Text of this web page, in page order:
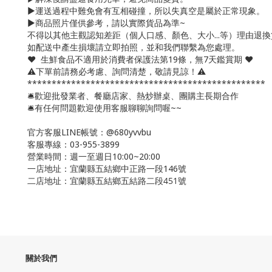
▶️運送過程中難免會有互相碰撞，所以失真空是屬於正常現象。
▶️商品照片僅供參考，請以實際貨品為準~
不得以其他主觀認知差距（個人口感、顏色、大小...等）理由退換
如配送中產生損壞請立即拍照，並和我們聯繫為您處理。
❤️ 生鮮食品不適用於消費者保護法第19條，無7天鑑賞期 ❤️
⚠️下單前請務必考慮、詢問清楚，敬請見諒！⚠️
*************************************************
🛎歡迎批發業者、餐廳店家、熱炒辦桌、團購主長期合作
🛎有任何問題歡迎使用客服聊聊詢問喔~~
官方客服LINE帳號：@680yvvbu
客服專線：03-955-3899
營業時間：週一至週日10:00~20:00
一店地址：宜蘭縣五結鄉中正路一段146號
二店地址：宜蘭縣五結鄉五結路二段451號
關於我們